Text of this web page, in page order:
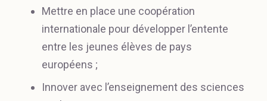
Mettre en place une coopération
internationale pour développer l’entente
entre les jeunes élèves de pays
européens ;
Innover avec l’enseignement des sciences